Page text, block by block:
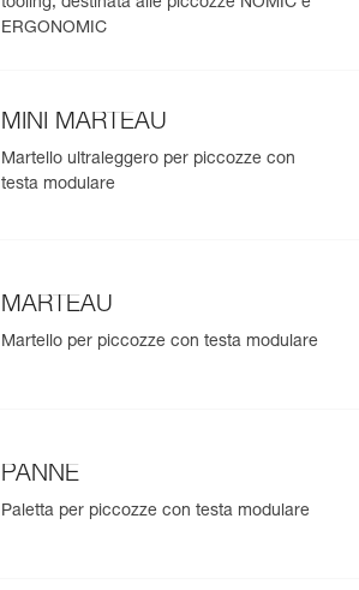
ERGONOMIC
MINI MARTEAU
Martello ultraleggero per piccozze con
testa modulare
MARTEAU
Martello per piccozze con testa modulare
PANNE
Paletta per piccozze con testa modulare